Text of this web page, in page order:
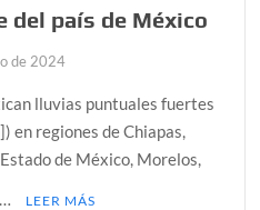
del país de México
de 2024
lluvias puntuales fuertes
en regiones de Chiapas,
de México, Morelos,
LEER MÁS